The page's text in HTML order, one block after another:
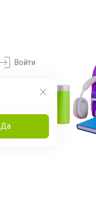
Да
Войти
Эксперты